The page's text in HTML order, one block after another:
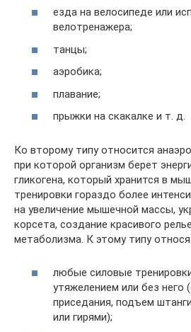
езда на велосипеде или
велотренажера;
танцы;
аэробика;
плавание;
прыжки на скакалке и т. д.
Ко второму типу относится
при которой организм берет
гликогена, который хранится в
тренировки гораздо более
на увеличение мышечной массы,
корсета, создание красивого
метаболизма. К этому типу
любые силовые
утяжелением или без него
приседания, подъем
или гирями);